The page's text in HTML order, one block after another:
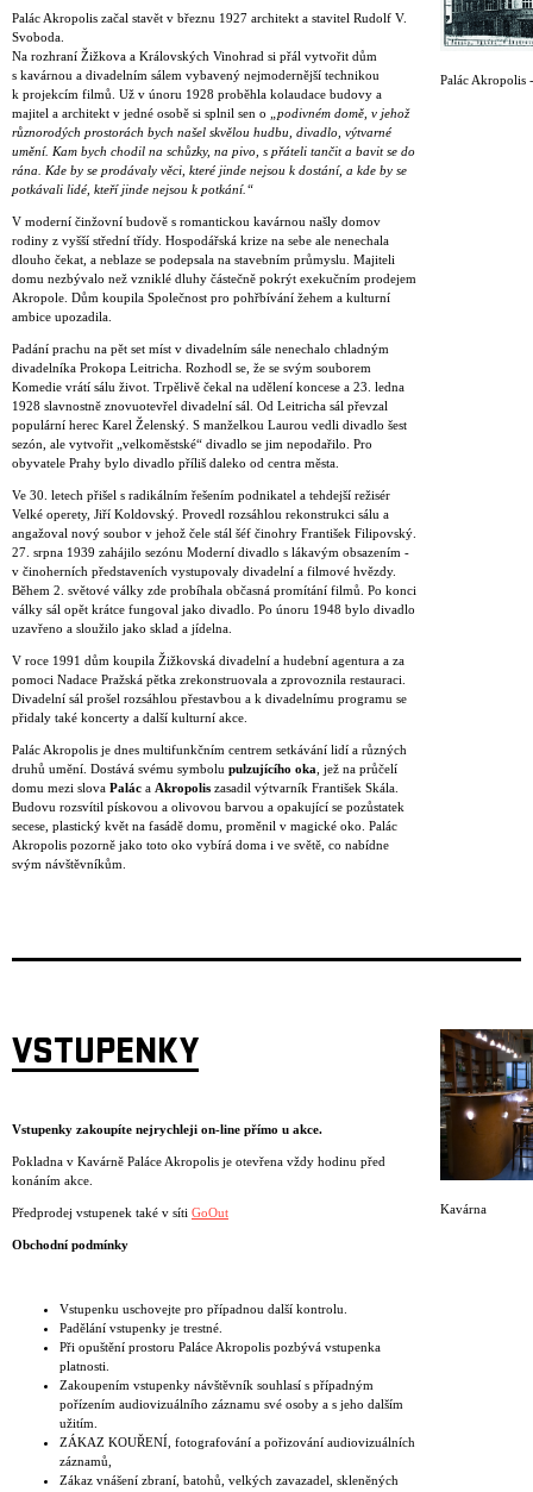
Palác Akropolis začal stavět v březnu 1927 architekt a stavitel Rudolf V.
Svoboda.
Na rozhraní Žižkova a Královských Vinohrad si přál vytvořit dům
s kavárnou a divadelním sálem vybavený nejmodernější technikou
k projekcím filmů. Už v únoru 1928 proběhla kolaudace budovy a
majitel a architekt v jedné osobě si splnil sen o
„podivném domě, v jehož
různorodých prostorách bych našel skvělou hudbu, divadlo, výtvarné
umění. Kam bych chodil na schůzky, na pivo, s přáteli tančit a bavit se do
rána. Kde by se prodávaly věci, které jinde nejsou k dostání, a kde by se
potkávali lidé, kteří jinde nejsou k potkání.“
V moderní činžovní budově s romantickou kavárnou našly domov
rodiny z vyšší střední třídy. Hospodářská krize na sebe ale nenechala
dlouho čekat, a neblaze se podepsala na stavebním průmyslu. Majiteli
domu nezbývalo než vzniklé dluhy částečně pokrýt exekučním prodejem
Akropole. Dům koupila Společnost pro pohřbívání žehem a kulturní
ambice upozadila.
Padání prachu na pět set míst v divadelním sále nenechalo chladným
divadelníka Prokopa Leitricha. Rozhodl se, že se svým souborem
Komedie vrátí sálu život. Trpělivě čekal na udělení koncese a 23. ledna
1928 slavnostně znovuotevřel divadelní sál. Od Leitricha sál převzal
populární herec Karel Želenský. S manželkou Laurou vedli divadlo šest
sezón, ale vytvořit „velkoměstské“ divadlo se jim nepodařilo. Pro
obyvatele Prahy bylo divadlo příliš daleko od centra města.
Ve 30. letech přišel s radikálním řešením podnikatel a tehdejší režisér
Velké operety, Jiří Koldovský. Provedl rozsáhlou rekonstrukci sálu a
angažoval nový soubor v jehož čele stál šéf činohry František Filipovský.
27. srpna 1939 zahájilo sezónu Moderní divadlo s lákavým obsazením -
v činoherních představeních vystupovaly divadelní a filmové hvězdy.
Během 2. světové války zde probíhala občasná promítání filmů. Po konci
války sál opět krátce fungoval jako divadlo. Po únoru 1948 bylo divadlo
uzavřeno a sloužilo jako sklad a jídelna.
V roce 1991 dům koupila Žižkovská divadelní a hudební agentura a za
pomoci Nadace Pražská pětka zrekonstruovala a zprovoznila restauraci.
Divadelní sál prošel rozsáhlou přestavbou a k divadelnímu programu se
přidaly také koncerty a další kulturní akce.
Palác Akropolis je dnes multifunkčním centrem setkávání lidí a různých
druhů umění. Dostává svému symbolu pulzujícího oka , jež na průčelí
domu mezi slova Palác a Akropolis zasadil výtvarník František Skála.
Budovu rozsvítil pískovou a olivovou barvou a opakující se pozůstatek
secese, plastický květ na fasádě domu, proměnil v magické oko. Palác
Akropolis pozorně jako toto oko vybírá doma i ve světě, co nabídne
svým návštěvníkům.
Palác Akropolis
VSTUPENKY
Vstupenky zakoupíte nejrychleji on-line přímo u akce.
Pokladna v Kavárně Paláce Akropolis je otevřena vždy hodinu před
konáním akce.
Předprodej vstupenek také v síti GoOut
Obchodní podmínky
Vstupenku uschovejte pro případnou další kontrolu.
Padělání vstupenky je trestné.
Při opuštění prostoru Paláce Akropolis pozbývá vstupenka
platnosti.
Zakoupením vstupenky návštěvník souhlasí s případným
pořízením audiovizuálního záznamu své osoby a s jeho dalším
užitím.
ZÁKAZ KOUŘENÍ, fotografování a pořizování audiovizuálních
záznamů,
Zákaz vnášení zbraní, batohů, velkých zavazadel, skleněných
Kavárna